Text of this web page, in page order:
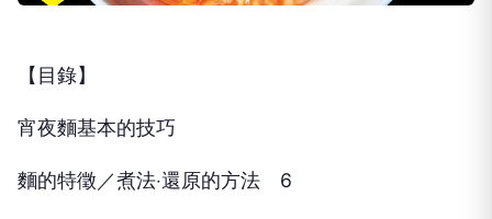
【目錄】
宵夜麵基本的技巧
麵的特徵／煮法‧還原的方法 6